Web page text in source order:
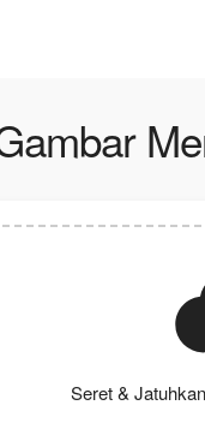
Seret &